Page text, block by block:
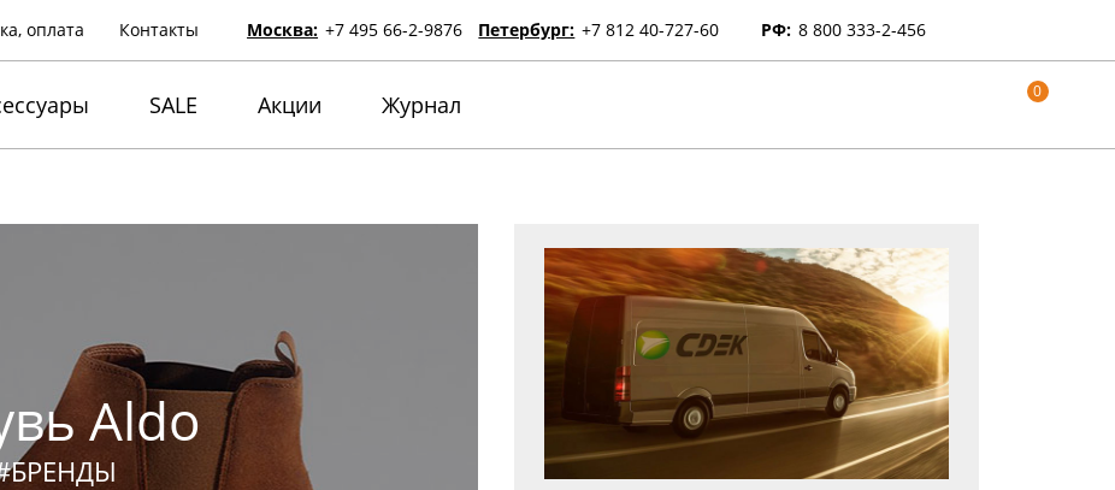
оплата Контакты Москва: +7 495 66-2-9876 Петербург: +7 812 40-727-60 РФ: 8 800 333-2-456
SALE Акции Журнал 0
Aldo